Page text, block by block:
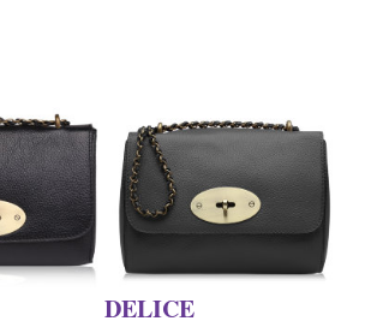
DELICE